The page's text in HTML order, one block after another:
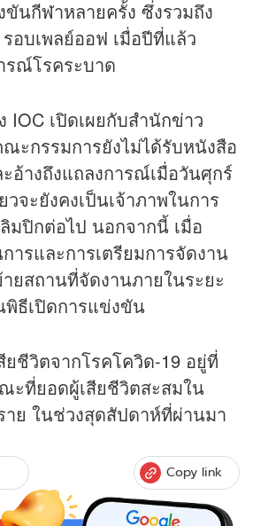
นกีฬาหลายครั้ง ซึ่งรวมถึง
อบเพลย์ออฟ เมื่อปีที่แล้ว
รณ์โรคระบาด
IOC เปิดเผยกับสำนักข่าว
ณะกรรมการยังไม่ได้รับหนังสือ
อ้างถึงแถลงการณ์เมื่อวันศุกร์
จะยังคงเป็นเจ้าภาพในการ
มปิกต่อไป นอกจากนี้ เมื่อ
รและการเตรียมการจัดงาน
ยสถานที่จัดงานภายในระยะ
พิธีเปิดการแข่งขัน
ชีวิตจากโรคโควิด-19 อยู่ที่
ะที่ยอดผู้เสียชีวิตสะสมใน
ย ในช่วงสุดสัปดาห์ที่ผ่านมา
Copy link